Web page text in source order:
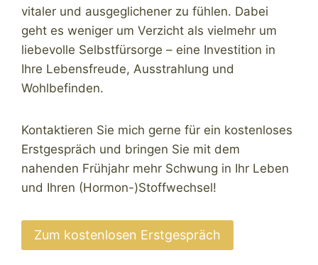
vitaler und ausgeglichener zu fühlen. Dabei
geht es weniger um Verzicht als vielmehr um
liebevolle Selbstfürsorge – eine Investition in
Ihre Lebensfreude, Ausstrahlung und
Wohlbefinden.
Kontaktieren Sie mich gerne für ein kostenloses
Erstgespräch und bringen Sie mit dem
nahenden Frühjahr mehr Schwung in Ihr Leben
und Ihren (Hormon-)Stoffwechsel!
Zum kostenlosen Erstgespräch